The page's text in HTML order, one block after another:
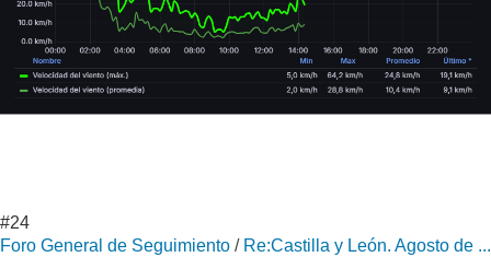
#24
Foro General de Seguimiento / Re:Castilla y León. Agosto de ...